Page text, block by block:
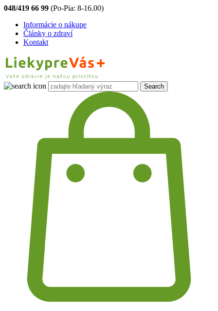
048/419 66 99 (Po-Pia: 8-16.00)
Informácie o nákupe
Články o zdraví
Kontakt